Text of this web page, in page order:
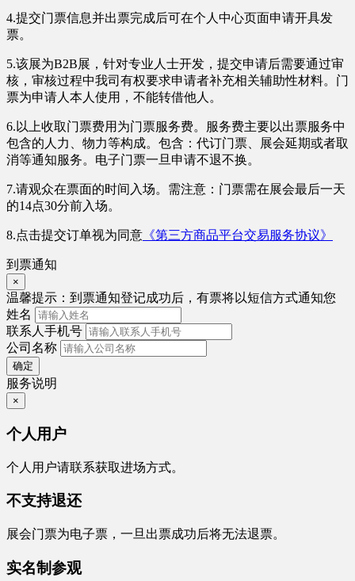
4.提交门票信息并出票完成后可在个人中心页面申请开具发
票。
5.该展为B2B展，针对专业人士开发，提交申请后需要通过审
核，审核过程中我司有权要求申请者补充相关辅助性材料。门
票为申请人本人使用，不能转借他人。
6.以上收取门票费用为门票服务费。服务费主要以出票服务中
包含的人力、物力等构成。包含：代订门票、展会延期或者取
消等通知服务。 电子门票一旦申请不退不换。
7.请观众在票面的时间入场。需注意： 门票需在展会最后一天
的14点30分前入场。
8.点击提交订单视为同意 《第三方商品平台交易服务协议》
到票通知
×
温馨提示： 到票通知登记成功后，有票将以短信方式通知您
姓名
联系人手机号
公司名称
确定
服务说明
×
个人用户
个人用户请联系获取进场方式。
不支持退还
展会门票为电子票，一旦出票成功后将无法退票。
实名制参观